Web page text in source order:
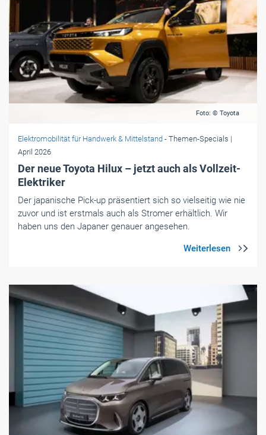
Foto: © Toyota
Elektromobilität für Handwerk & Mittelstand - Themen-Specials |
April 2026
Der neue Toyota Hilux – jetzt auch als Vollzeit-
Elektriker
Der japanische Pick-up präsentiert sich so vielseitig wie nie
zuvor und ist erstmals auch als Stromer erhältlich. Wir
haben uns den Japaner genauer angesehen.